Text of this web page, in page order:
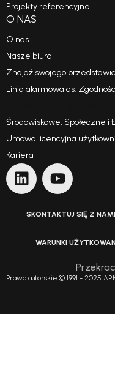
Projekty referencyjne
O NAS
O nas
Nasze biura
Znajdź swojego
Linia alarmowa ds.
Środowiskowe, Społeczne i
Umowa licencyjna
Kariera
SKONTAKTUJ SIĘ Z NAMI
WARUNKI
Prawa autorskie © 1991 - 2025